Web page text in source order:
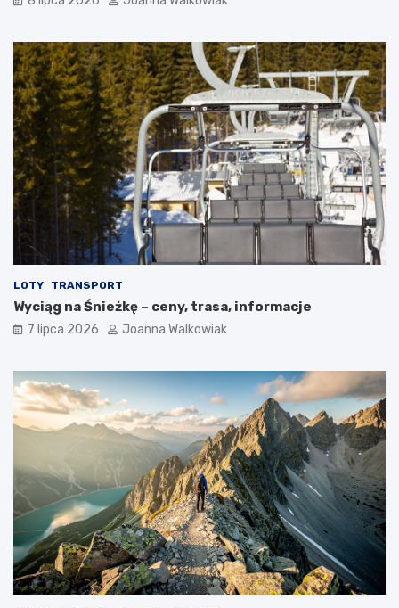
LOTY TRANSPORT
Wyciąg na Śnieżkę – ceny, trasa, informacje
7 lipca 2026 Joanna Walkowiak